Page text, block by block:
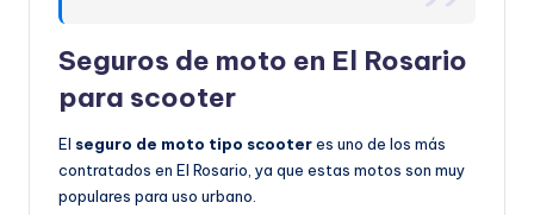
Seguros de moto en El Rosario
para scooter
El seguro de moto tipo scooteres uno de los más
contratados en El Rosario, ya que estas motos son muy
populares para uso urbano.